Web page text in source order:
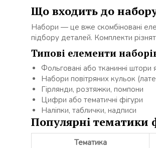
Що входить до
Набори — це вже скомбіновані
підбору деталей. Комплекти
Типові елементи
Фольговані або тканинні штори
Набори повітряних кульок
Гірлянди, розтяжки, помпони
Цифри або тематичні фігури
Наліпки, таблички, надписи
Популярні тематики
Тематика